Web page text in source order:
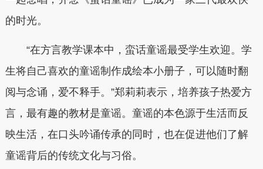
的时光。
“在方言教学课本中，蛮话童谣最受学生欢迎。学
生将自己喜欢的童谣制作成绘本小册子，可以随时翻
阅与念诵，爱不释手。”郑莉莉表示，培养孩子热爱方
言，最有趣的教材是童谣。童谣的本色源于生活而反
映生活，在口头吟诵传承的同时，也在促进他们了解
童谣背后的传统文化与习俗。